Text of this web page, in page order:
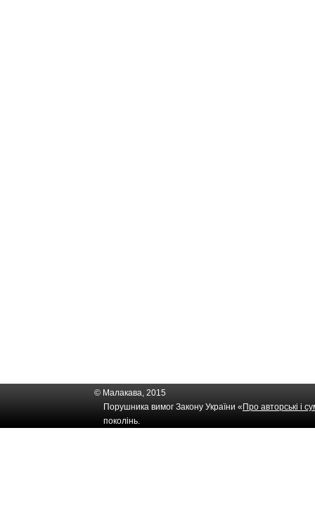
© Малакава, 2015
Порушника вимог Закону України « Про авторські і
поколінь.